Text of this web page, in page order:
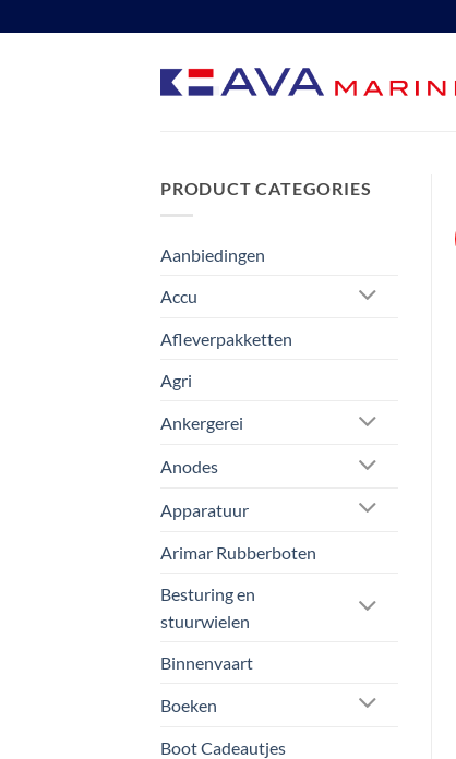
naar
PRODUCT CATEGORIES
Aanbiedingen
Accu
Afleverpakketten
Agri
Ankergerei
Anodes
Apparatuur
Arimar Rubberboten
Besturing en
stuurwielen
Binnenvaart
Boeken
Boot Cadeautjes